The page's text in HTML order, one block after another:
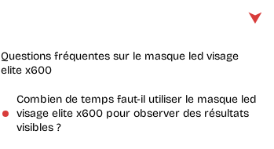
Questions fréquentes sur le masque led visage
elite x600
Combien de temps faut-il utiliser le masque led
visage elite x600 pour observer des résultats
visibles ?